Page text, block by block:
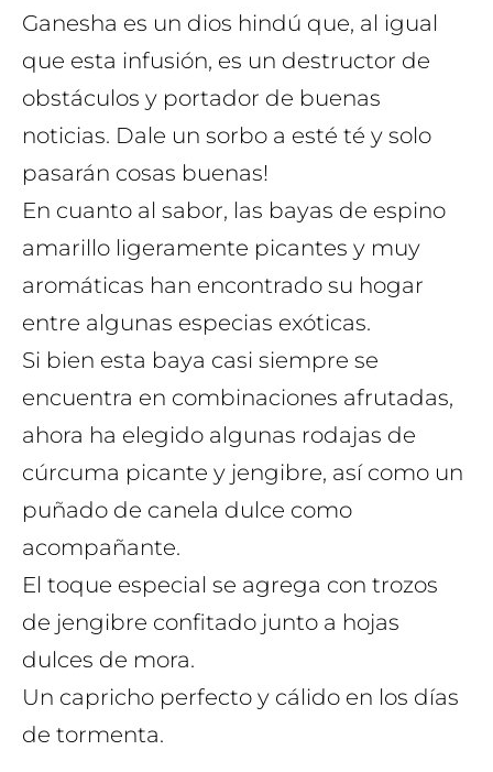
Ganesha es un dios hindú que, al igual
que esta infusión, es un destructor de
obstáculos y portador de buenas
noticias. Dale un sorbo a esté té y solo
pasarán cosas buenas!
En cuanto al sabor, las bayas de espino
amarillo ligeramente picantes y muy
aromáticas han encontrado su hogar
entre algunas especias exóticas.
Si bien esta baya casi siempre se
encuentra en combinaciones afrutadas,
ahora ha elegido algunas rodajas de
cúrcuma picante y jengibre, así como un
puñado de canela dulce como
acompañante.
El toque especial se agrega con trozos
de jengibre confitado junto a hojas
dulces de mora.
Un capricho perfecto y cálido en los días
de tormenta.